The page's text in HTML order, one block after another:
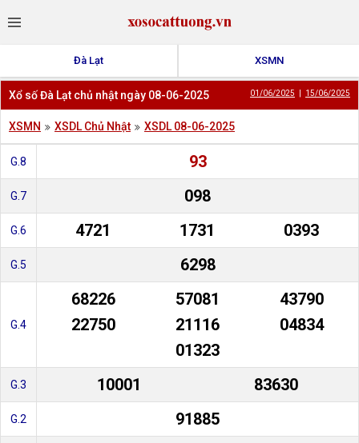
Đà Lạt XSMN
Xổ số Đà Lạt chủ nhật ngày 08-06-2025 01/06/2025 15/06/2025
XSMN XSDL Chủ Nhật XSDL 08-06-2025
G.8 93
G.7 098
G.6 4721 1731 0393
G.5 6298
G.4
68226 57081
43790
22750
21116
04834
01323
G.3 10001 83630
G.2 91885